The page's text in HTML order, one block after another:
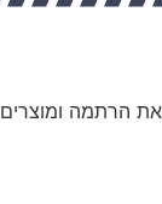
את הרתמה ומוצרים